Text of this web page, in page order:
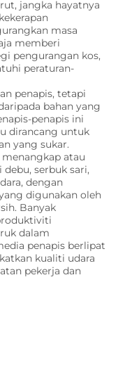
jangka hayatnya
masa
memberi
pengurangan kos,
peraturan-
penapis, tetapi
bahan yang
penapis ini
dirancang untuk
yang sukar.
atau
serbuk sari,
dengan
digunakan oleh
Banyak
dalam
penapis berlipat
kualiti udara
pekerja dan